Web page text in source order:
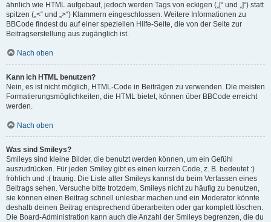
ähnlich wie HTML aufgebaut, jedoch werden Tags von eckigen („[“ und „]“) statt
spitzen („<“ und „>“) Klammern eingeschlossen. Weitere Informationen zu
BBCode findest du auf einer speziellen Hilfe-Seite, die von der Seite zur
Beitragserstellung aus zugänglich ist.
Nach oben
Kann ich HTML benutzen?
Nein, es ist nicht möglich, HTML-Code in Beiträgen zu verwenden. Die meisten
Formatierungsmöglichkeiten, die HTML bietet, können über BBCode erreicht
werden.
Nach oben
Was sind Smileys?
Smileys sind kleine Bilder, die benutzt werden können, um ein Gefühl
auszudrücken. Für jeden Smiley gibt es einen kurzen Code, z. B. bedeutet :)
fröhlich und :( traurig. Die Liste aller Smileys kannst du beim Verfassen eines
Beitrags sehen. Versuche bitte trotzdem, Smileys nicht zu häufig zu benutzen,
sie können einen Beitrag schnell unlesbar machen und ein Moderator könnte
deshalb deinen Beitrag entsprechend überarbeiten oder gar komplett löschen.
Die Board-Administration kann auch die Anzahl der Smileys begrenzen, die du